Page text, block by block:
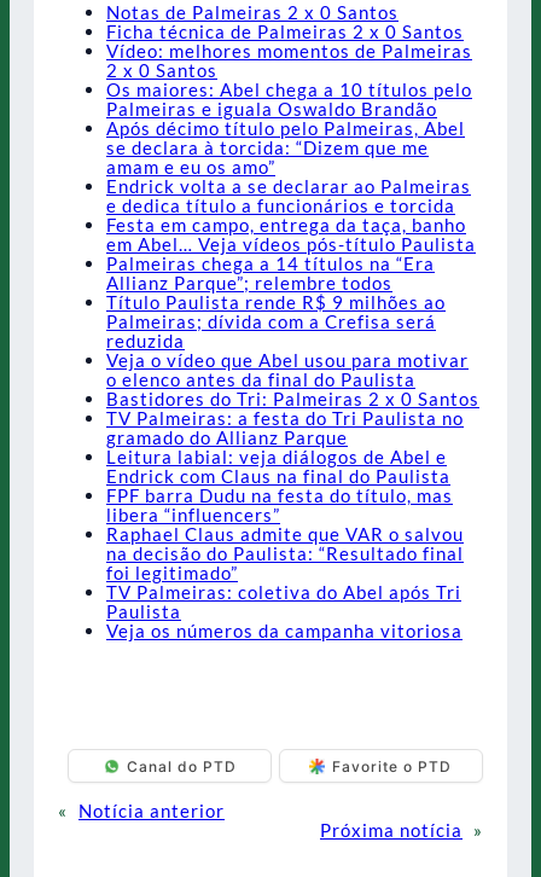
Notas de Palmeiras 2 x 0 Santos
Ficha técnica de Palmeiras 2 x 0 Santos
Vídeo: melhores momentos de Palmeiras
2 x 0 Santos
Os maiores: Abel chega a 10 títulos pelo
Palmeiras e iguala Oswaldo Brandão
Após décimo título pelo Palmeiras, Abel
se declara à torcida: “Dizem que me
amam e eu os amo”
Endrick volta a se declarar ao Palmeiras
e dedica título a funcionários e torcida
Festa em campo, entrega da taça, banho
em Abel… Veja vídeos pós-título Paulista
Palmeiras chega a 14 títulos na “Era
Allianz Parque”; relembre todos
Título Paulista rende R$ 9 milhões ao
Palmeiras; dívida com a Crefisa será
reduzida
Veja o vídeo que Abel usou para motivar
o elenco antes da final do Paulista
Bastidores do Tri: Palmeiras 2 x 0 Santos
TV Palmeiras: a festa do Tri Paulista no
gramado do Allianz Parque
Leitura labial: veja diálogos de Abel e
Endrick com Claus na final do Paulista
FPF barra Dudu na festa do título, mas
libera “influencers”
Raphael Claus admite que VAR o salvou
na decisão do Paulista: “Resultado final
foi legitimado”
TV Palmeiras: coletiva do Abel após Tri
Paulista
Veja os números da campanha vitoriosa
Canal do PTD Favorite o PTD
«
Notícia anterior
Próxima notícia
»